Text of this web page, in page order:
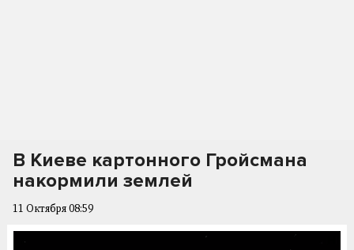
В Киеве картонного Гройсмана
накормили землей
11 Октября 08:59